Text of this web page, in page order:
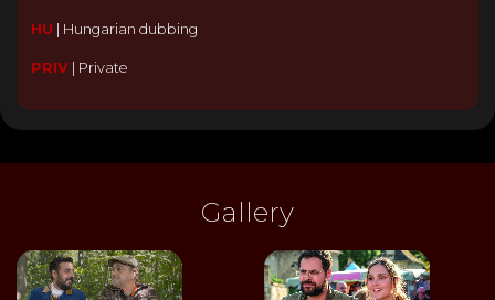
HU Hungarian dubbing
PRIV| Private
Gallery